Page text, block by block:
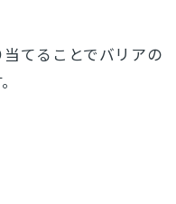
てることでバリアの